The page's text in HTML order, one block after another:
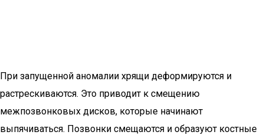
При запущенной аномалии хрящи деформируются и
растрескиваются. Это приводит к смещению
межпозвонковых дисков, которые начинают
выпячиваться. Позвонки смещаются и образуют костные